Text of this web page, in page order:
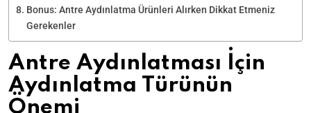
Bonus: Antre Aydınlatma Ürünleri Alırken Dikkat Etmeniz
Gerekenler
Antre Aydınlatması İçin
Aydınlatma Türünün
Önemi